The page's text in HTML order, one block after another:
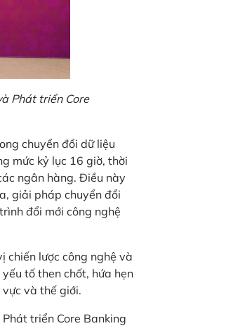
Phát triển Core
chuyển đổi dữ liệu
mức kỷ lục 16 giờ, thời
ngân hàng. Điều này
giải pháp chuyển đổi
đổi mới công nghệ
chiến lược công nghệ và
tố then chốt, hứa hẹn
và thế giới.
triển Core Banking